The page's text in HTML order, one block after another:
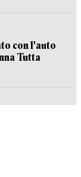
con l'auto
Tutta